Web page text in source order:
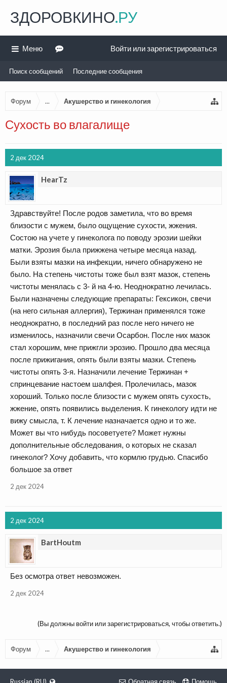
Форум ... Акушерство и гинекология
Сухость во влагалище
2 дек 2024
HearTz
Здравствуйте! После родов заметила, что во время
близости с мужем, было ощущение сухости, жжения.
Состою на учете у гинеколога по поводу эрозии шейки
матки. Эрозия была прижжена четыре месяца назад.
Были взяты мазки на инфекции, ничего обнаружено не
было. На степень чистоты тоже был взят мазок, степень
чистоты менялась с 3- й на 4-ю. Неоднократно лечилась.
Были назначены следующие препараты: Гексикон, свечи
(на него сильная аллергия), Тержинан применялся тоже
неоднократно, в последний раз после него ничего не
изменилось, назначили свечи Осарбон. После них мазок
стал хорошим, мне прижгли эрозию. Прошло два месяца
после прижигания, опять были взяты мазки. Степень
чистоты опять 3-я. Назначили лечение Тержинан +
спринцевание настоем шалфея. Пролечилась, мазок
хороший. Только после близости с мужем опять сухость,
жжение, опять появились выделения. К гинекологу идти не
вижу смысла, т. К лечение назначается одно и то же.
Может вы что нибудь посоветуете? Может нужны
дополнительные обследования, о которых не сказал
гинеколог? Хочу добавить, что кормлю грудью. Спасибо
большое за ответ
2 дек 2024
2 дек 2024
BartHoutm
Без осмотра ответ невозможен.
2 дек 2024
(Вы должны войти или зарегистрироваться, чтобы ответить.)
Форум ... Акушерство и гинекология
ЗДОРОВКИНО.РУ
Меню
Поиск сообщений Последние сообщения
Войти или зарегистрироваться